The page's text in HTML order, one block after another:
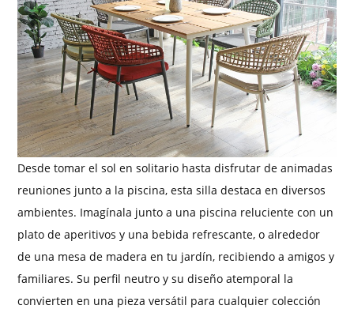
Desde tomar el sol en solitario hasta disfrutar de animadas
reuniones junto a la piscina, esta silla destaca en diversos
ambientes. Imagínala junto a una piscina reluciente con un
plato de aperitivos y una bebida refrescante, o alrededor
de una mesa de madera en tu jardín, recibiendo a amigos y
familiares. Su perfil neutro y su diseño atemporal la
convierten en una pieza versátil para cualquier colección